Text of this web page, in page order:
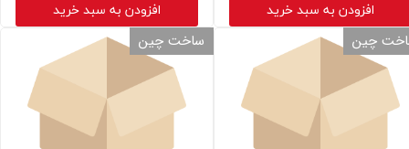
افزودن به سبد خرید افزودن به سبد خرید
چین ساخت چین